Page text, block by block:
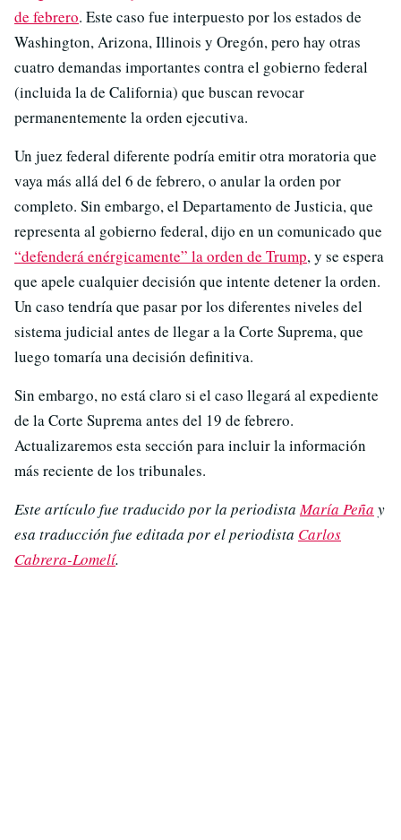
de febrero. Este caso fue interpuesto por los estados de
Washington, Arizona, Illinois y Oregón, pero hay otras
cuatro demandas importantes contra el gobierno federal
(incluida la de California) que buscan revocar
permanentemente la orden ejecutiva.
Un juez federal diferente podría emitir otra moratoria que
vaya más allá del 6 de febrero, o anular la orden por
completo. Sin embargo, el Departamento de Justicia, que
representa al gobierno federal, dijo en un comunicado que
“defenderá enérgicamente” la orden de Trump, y se espera
que apele cualquier decisión que intente detener la orden.
Un caso tendría que pasar por los diferentes niveles del
sistema judicial antes de llegar a la Corte Suprema, que
luego tomaría una decisión definitiva.
Sin embargo, no está claro si el caso llegará al expediente
de la Corte Suprema antes del 19 de febrero.
Actualizaremos esta sección para incluir la información
más reciente de los tribunales.
Este artículo fue traducido por la periodistaMaría Peña y
esa traducción fue editada por el periodista Carlos
Cabrera-Lomelí.